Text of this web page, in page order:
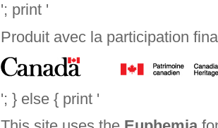
'; print '
Produit avec la participation
'; } else { print '